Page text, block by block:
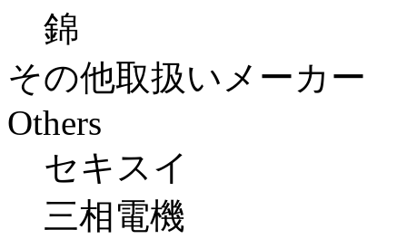
錦
その他取扱いメーカー
Others
セキスイ
三相電機